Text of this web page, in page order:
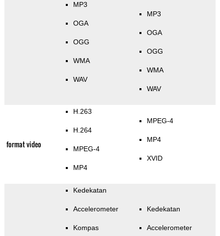
MP3
OGA
OGG
WMA
WAV
MP3
OGA
OGG
WMA
WAV
format video
H.263
H.264
MPEG-4
MP4
MPEG-4
MP4
XVID
Kedekatan
Accelerometer
Kompas
Kedekatan
Accelerometer